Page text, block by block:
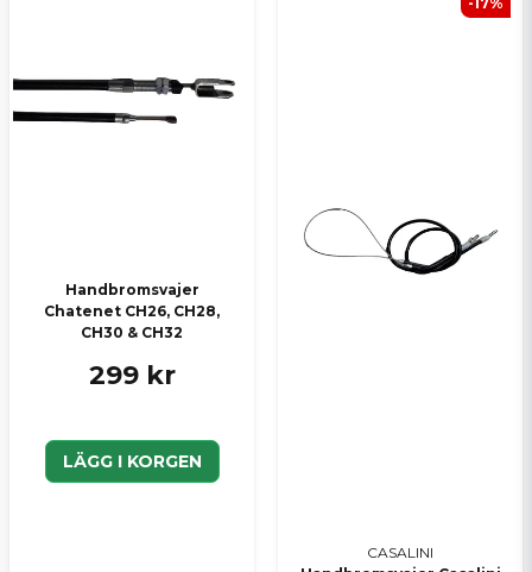
Handbromsvajer
Chatenet CH26, CH28,
CH30 & CH32
299 kr
LÄGG I KORGEN
CASALINI
Skicka en fråga